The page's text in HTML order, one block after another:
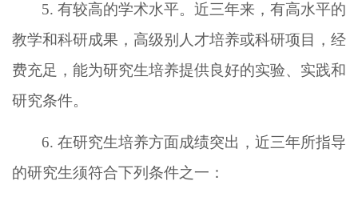
5. 有较高的学术水平。近三年来，有高水平的
教学和科研成果，高级别人才培养或科研项目，经
费充足，能为研究生培养提供良好的实验、实践和
研究条件。
6. 在研究生培养方面成绩突出，近三年所指导
的研究生须符合下列条件之一：